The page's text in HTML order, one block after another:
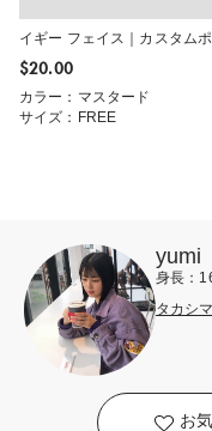
イギー フェイス｜カスタム
$‌20.00
カラー：マスタード
サイズ：FREE
yumi
身長：
タカシ
お